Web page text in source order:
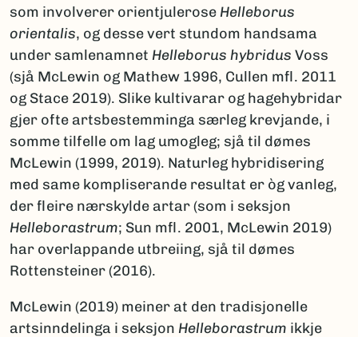
som involverer orientjulerose Helleborus
orientalis, og desse vert stundom handsama
under samlenamnet Helleborus hybridus Voss
(sjå McLewin og Mathew 1996, Cullen mfl. 2011
og Stace 2019). Slike kultivarar og hagehybridar
gjer ofte artsbestemminga særleg krevjande, i
somme tilfelle om lag umogleg; sjå til dømes
McLewin (1999, 2019). Naturleg hybridisering
med same kompliserande resultat er òg vanleg,
der fleire nærskylde artar (som i seksjon
Helleborastrum; Sun mfl. 2001, McLewin 2019)
har overlappande utbreiing, sjå til dømes
Rottensteiner (2016).
McLewin (2019) meiner at den tradisjonelle
artsinndelinga i seksjon Helleborastrum ikkje